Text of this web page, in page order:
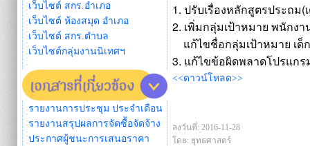
เว็บไซต์ สกร.อำเภอ
เว็บไซต์ ห้องสมุด อำเภอ
เว็บไซต์ สกร.ตำบล
เว็บไซต์กลุ่มงานนิเทศฯ
รายงานการประชุม ประจำเดือน
รายงานสรุปผลการจัดซื้อจัดจ้าง
ประกาศผู้ชนะการเสนอราคา
1. ปรับเรื่องหลักสูตรประถม(
2. เพิ่มกลุ่มเป้าหมาย พนักง
แก้ไขชื่อกลุ่มเป้าหมาย เด็
3. แก้ไขข้อผิดพลาดโปรแก
<<ดาวน์โหลด>>
ลงวันที่: 2016-11-28
โดย: ยุทธศาสตร์